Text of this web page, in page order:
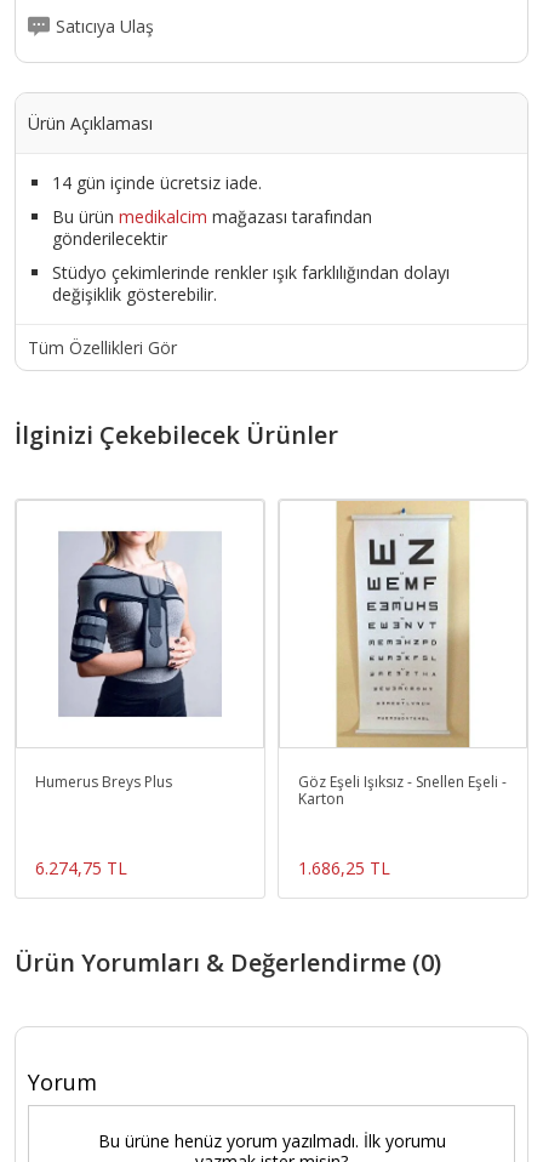
Satıcıya Ulaş
Ürün Açıklaması
14 gün içinde ücretsiz iade.
Bu ürün medikalcim mağazası tarafından
gönderilecektir
Stüdyo çekimlerinde renkler ışık farklılığından dolayı
değişiklik gösterebilir.
Tüm Özellikleri Gör
İlginizi Çekebilecek Ürünler
Humerus Breys Plus
6.274,75 TL
Göz Eşeli Işıksız - Snellen Eşeli -
Karton
1.686,25 TL
Ürün Yorumları & Değerlendirme (0)
Yorum
Bu ürüne henüz yorum yazılmadı. İlk yorumu